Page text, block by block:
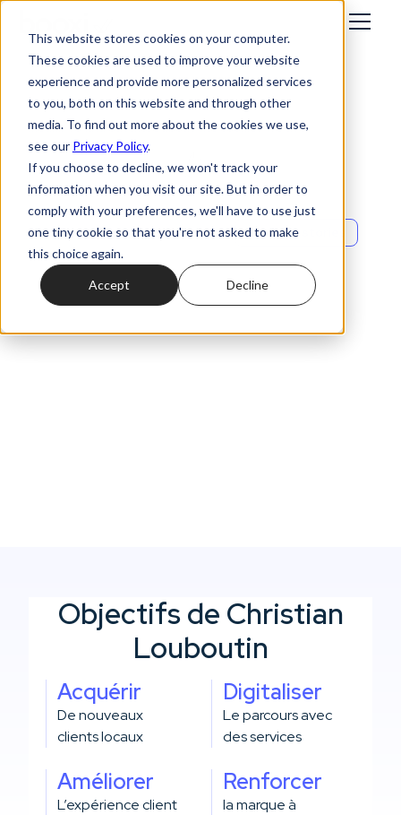
This website stores cookies on your computer.
These cookies are used to improve your website
experience and provide more personalized services
to you, both on this website and through other
media. To find out more about the cookies we use,
see our Privacy Policy.
If you choose to decline, we won't track your
information when you visit our site. But in order to
comply with your preferences, we'll have to use just
one tiny cookie so that you're not asked to make
this choice again.
Accept Decline
Success stories
Comment Christian
Louboutin
réinvente l’accueil
Objectifs de Christian
Louboutin
Acquérir
De nouveaux
clients locaux
Digitaliser
Le parcours avec
des services
Améliorer
L’expérience client
Renforcer
la marque à